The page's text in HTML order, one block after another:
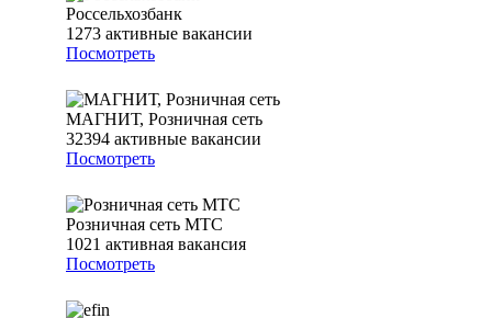
Россельхозбанк
1273 активные вакансии
Посмотреть
МАГНИТ, Розничная сеть
32394 активные вакансии
Посмотреть
Розничная сеть МТС
1021 активная вакансия
Посмотреть